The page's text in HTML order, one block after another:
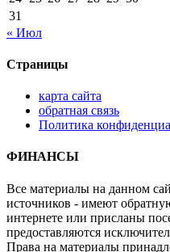
31
« Июл
Страницы
карта сайта
обратная связь
Политика
ФИНАНСЫ
Все материалы на данном
источников - имеют
интернете или присланы
предоставляются
Права на материалы